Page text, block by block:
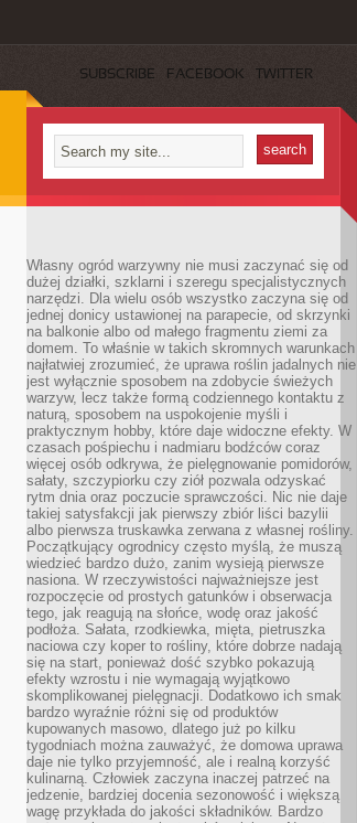
SUBSCRIBE FACEBOOK TWITTER
Własny ogród warzywny nie musi zaczynać się od
dużej działki, szklarni i szeregu specjalistycznych
narzędzi. Dla wielu osób wszystko zaczyna się od
jednej donicy ustawionej na parapecie, od skrzynki
na balkonie albo od małego fragmentu ziemi za
domem. To właśnie w takich skromnych warunkach
najłatwiej zrozumieć, że uprawa roślin jadalnych nie
jest wyłącznie sposobem na zdobycie świeżych
warzyw, lecz także formą codziennego kontaktu z
naturą, sposobem na uspokojenie myśli i
praktycznym hobby, które daje widoczne efekty. W
czasach pośpiechu i nadmiaru bodźców coraz
więcej osób odkrywa, że pielęgnowanie pomidorów,
sałaty, szczypiorku czy ziół pozwala odzyskać
rytm dnia oraz poczucie sprawczości. Nic nie daje
takiej satysfakcji jak pierwszy zbiór liści bazylii
albo pierwsza truskawka zerwana z własnej rośliny.
Początkujący ogrodnicy często myślą, że muszą
wiedzieć bardzo dużo, zanim wysieją pierwsze
nasiona. W rzeczywistości najważniejsze jest
rozpoczęcie od prostych gatunków i obserwacja
tego, jak reagują na słońce, wodę oraz jakość
podłoża. Sałata, rzodkiewka, mięta, pietruszka
naciowa czy koper to rośliny, które dobrze nadają
się na start, ponieważ dość szybko pokazują
efekty wzrostu i nie wymagają wyjątkowo
skomplikowanej pielęgnacji. Dodatkowo ich smak
bardzo wyraźnie różni się od produktów
kupowanych masowo, dlatego już po kilku
tygodniach można zauważyć, że domowa uprawa
daje nie tylko przyjemność, ale i realną korzyść
kulinarną. Człowiek zaczyna inaczej patrzeć na
jedzenie, bardziej docenia sezonowość i większą
wagę przykłada do jakości składników. Bardzo